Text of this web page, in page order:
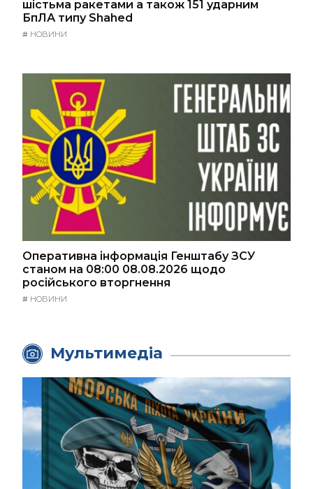
шістьма ракетами а також 151 ударним
БпЛА типу Shahed
# НОВИНИ
Оперативна інформація Генштабу ЗСУ
станом на 08:00 08.08.2026 щодо
російського вторгнення
# НОВИНИ
Мультимедіа